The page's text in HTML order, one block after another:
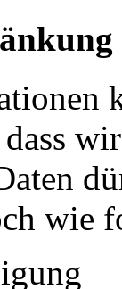
wie